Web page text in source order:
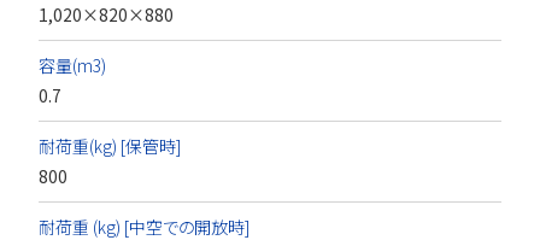
1,020×820×880
容量(m3)
0.7
耐荷重(kg) [保管時]
800
耐荷重 (kg) [中空での開放時]